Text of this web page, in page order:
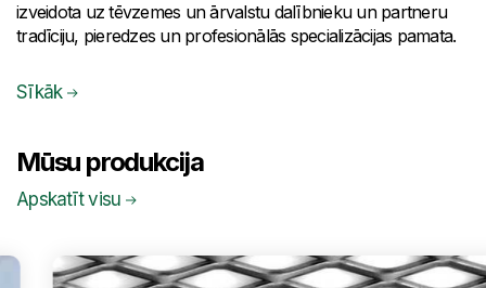
izveidota uz tēvzemes un ārvalstu dalībnieku un partneru
tradīciju, pieredzes un profesionālās specializācijas pamata.
Sīkāk
Mūsu produkcija
Apskatīt visu